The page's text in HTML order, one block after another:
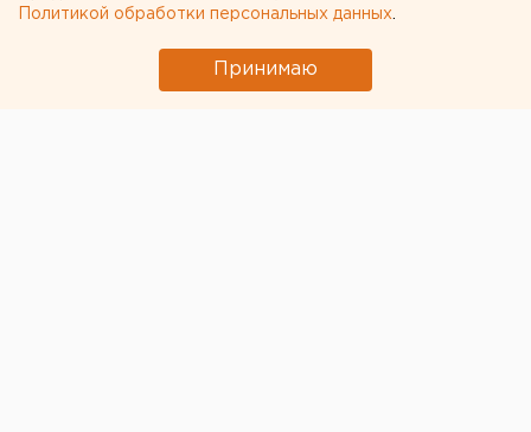
Политикой обработки персональных данных
Принимаю